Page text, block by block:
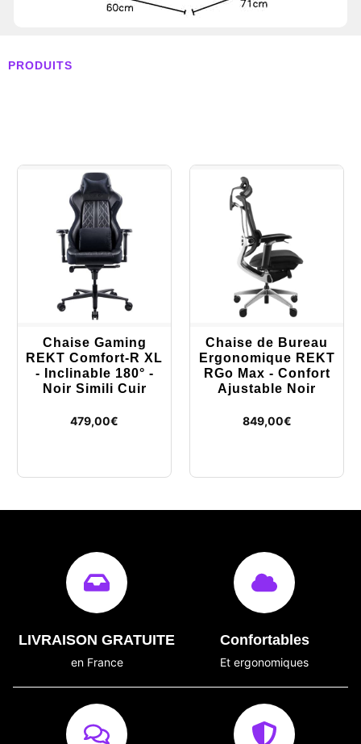
PRODUITS
Chaise Gaming
REKT Comfort-R XL
- Inclinable 180° -
Noir Simili Cuir
479,00€
Chaise de Bureau
Ergonomique REKT
RGo Max - Confort
Ajustable Noir
849,00€
LIVRAISON GRATUITE
en France
Confortables
Et ergonomiques